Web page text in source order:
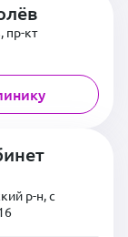
пр-кт
р-н, с